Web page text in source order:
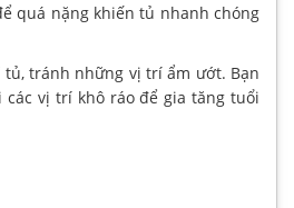
quá nặng khiến tủ nhanh chóng
tủ, tránh những vị trí ẩm ướt. Bạn
các vị trí khô ráo để gia tăng tuổi